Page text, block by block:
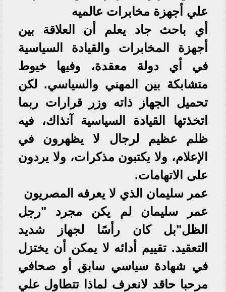
علي أجهزة مخابرات عالميه
أي باحث جاد يعلم أن العلاقة بين
أجهزة المخابرات والقيادة السياسية
في أي دولة معقدة، وفيها خيوط
متشابكة بين المهني والسياسي. لكن
تحميل الجهاز ذاته وزر قرارات ربما
اتخذتها القيادة السياسية آنذاك، فيه
ظلم عظيم لرجال لا يظهرون في
الإعلام، ولا يكتبون مذكرات، ولا يردون
على الاتهامات.
عمر سليمان الذي لا يعرفه المصريون
عمر سليمان لم يكن مجرد "رجل
الظل"بل كان رأسًا لجهاز شديد
التعقيد. تقييم أدائه لا يمكن أن يختزل
في شهادة سياسي سابق أو صحافي
مرحبا حاقد لانعرف لماذا تتطاول علي